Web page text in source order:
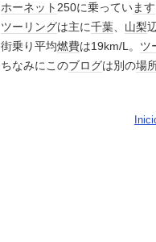
ホーネット250に乗っています
ツーリングは主に千葉、 山梨
街乗り平均燃費は19km/L。 ツ
ちなみにこのブログは別の場